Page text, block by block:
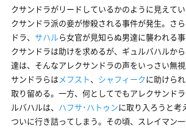
クサンドラがリードしているかのように見えて
クサンドラ派の妾が惨殺される事件が発生。さ
ドラ、 サハルら女官が見知らぬ男達に襲われる
クサンドラは助けを求めるが、ギュルバハルか
達は、そんなアレクサンドラの声をいっさい無
サンドラらは メフスト、 シャフィークに助けら
取り留める。一方、何としてでもアレクサンド
ルバハルは、
ハフサ･ハトゥンに取り入ろうと考
ついに行き詰ってしまう。その頃、スレイマン